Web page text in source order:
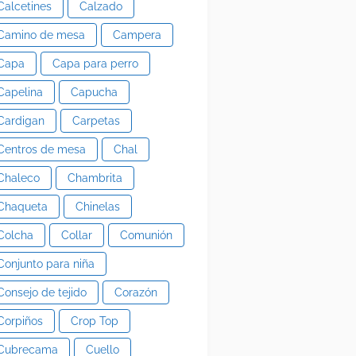
Calzado
de mesa Campera
Capa para perro
Capucha
Carpetas
de mesa Chal
Chambrita
Chinelas
Collar Comunión
para niña
de tejido Corazón
Crop Top
Cuello